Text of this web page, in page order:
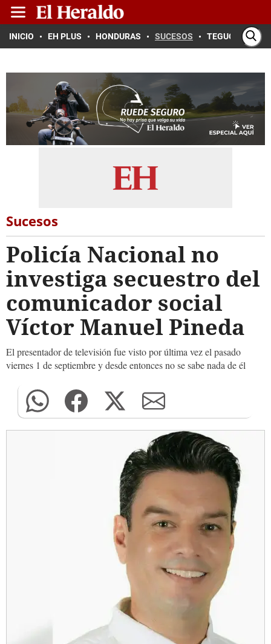
INICIO EH PLUS HONDURAS SUCESOS TEGUCIGALPA
Sucesos
Policía Nacional no
investiga secuestro del
comunicador social
Víctor Manuel Pineda
El presentador de televisión fue visto por última vez el pasado
viernes 1 de septiembre y desde entonces no se sabe nada de él